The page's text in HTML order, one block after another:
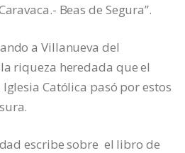
Beas de Segura”.
a Villanueva del
riqueza heredada que el
Católica pasó por estos
escribe sobre el libro de